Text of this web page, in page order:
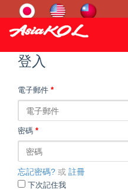
登入
電子郵件 *
密碼 *
忘記密碼? 或 註冊
下次記住我